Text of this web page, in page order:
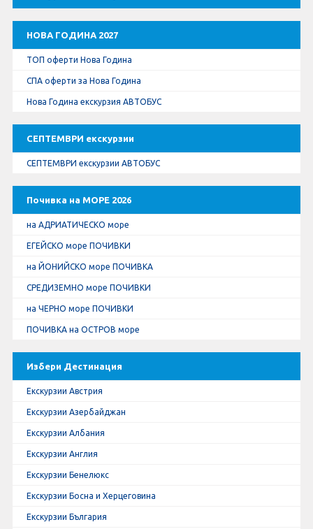
НОВА ГОДИНА 2027
ТОП оферти Нова Година
СПА оферти за Нова Година
Нова Година екскурзия АВТОБУС
СЕПТЕМВРИ екскурзии
СЕПТЕМВРИ екскурзии АВТОБУС
Почивка на МОРЕ 2026
на АДРИАТИЧЕСКО море
ЕГЕЙСКО море ПОЧИВКИ
на ЙОНИЙСКО море ПОЧИВКА
СРЕДИЗЕМНО море ПОЧИВКИ
на ЧЕРНО море ПОЧИВКИ
ПОЧИВКА на ОСТРОВ море
Избери Дестинация
Екскурзии Австрия
Екскурзии Азербайджан
Екскурзии Албания
Екскурзии Англия
Екскурзии Бенелюкс
Екскурзии Босна и Херцеговина
Екскурзии България